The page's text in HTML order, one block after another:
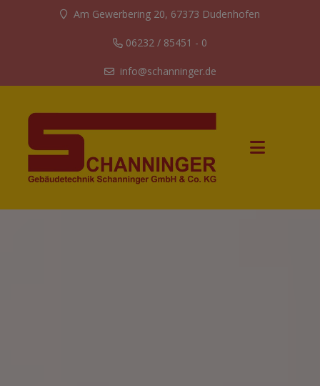
Am Gewerbering 20, 67373 Dudenhofen
06232 / 85451 - 0
info@schanninger.de